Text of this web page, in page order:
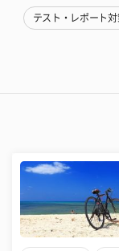
テスト・レポート対